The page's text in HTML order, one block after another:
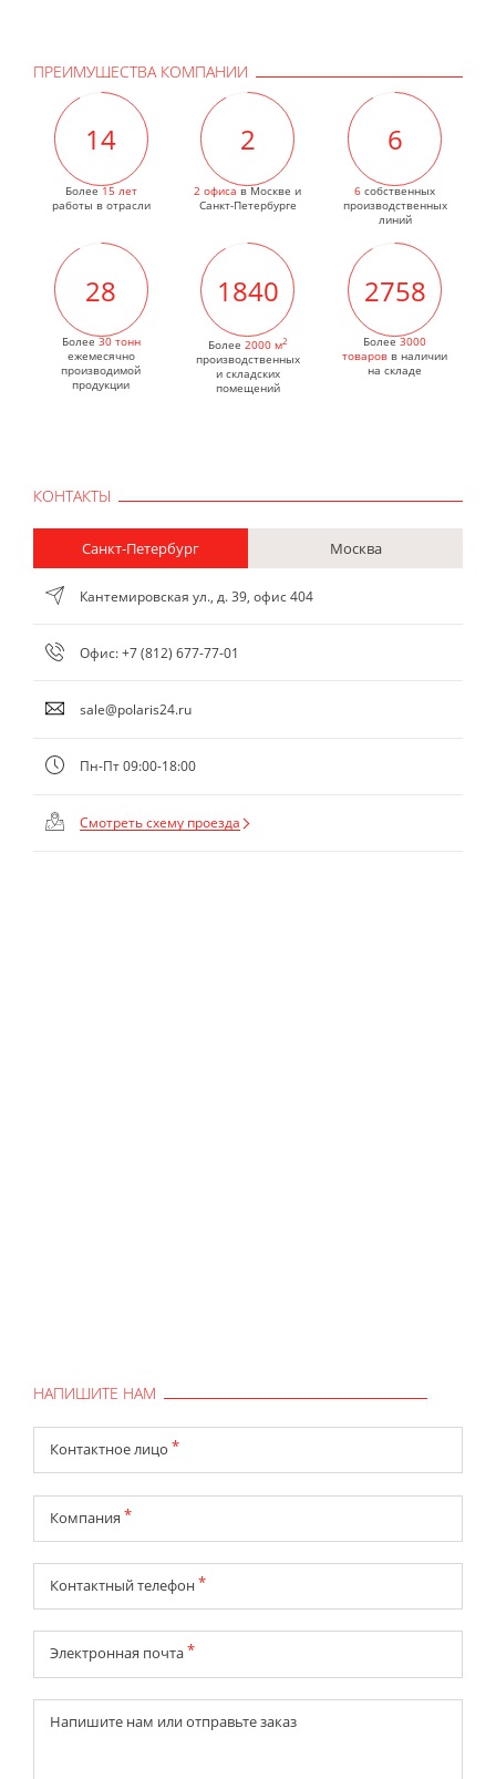
ПРЕИМУЩЕСТВА КОМПАНИИ
15
Более15 лет
работы в отрасли
2
2 офисав Москве и
Санкт-Петербурге
6
6 собственных
производственных
линий
30
Более30 тонн
ежемесячно
производимой
продукции
1979
Более 2000 м2
производственных
и складских
помещений
2968
Более3000
товаров в наличии
на складе
КОНТАКТЫ
Санкт-Петербург Москва
Кантемировская ул., д. 39, офис 404
Офис:+7 (812) 677-77-01
sale@polaris24.ru
Пн-Пт 09:00-18:00
Смотреть схему проезда
НАПИШИТЕ НАМ
Контактное лицо *
Компания *
Контактный телефон*
Электронная почта*
Напишите нaм или отправьте заказ